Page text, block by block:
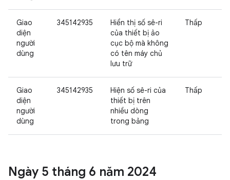
Giao
diện
người
dùng
345142935
Hiển thị số sê-ri
của thiết bị ảo
cục bộ mà không
có tên máy chủ
lưu trữ
Thấp
Giao
diện
người
dùng
345142935
Hiện số sê-ri của
thiết bị trên
nhiều dòng
trong bảng
Thấp
Ngày 5 tháng 6 năm 2024